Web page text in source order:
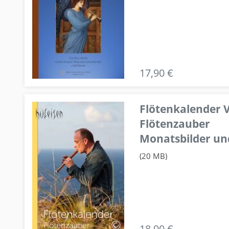
17,90 €
Flötenkalender
Flötenzauber
Monatsbilder
(20 MB)